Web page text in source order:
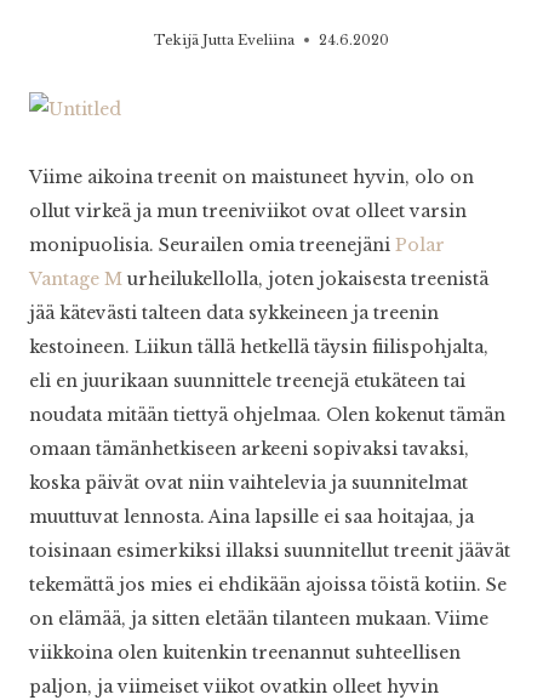
Tekijä Jutta Eveliina 24.6.2020
Viime aikoina treenit on maistuneet hyvin, olo on
ollut virkeä ja mun treeniviikot ovat olleet varsin
monipuolisia. Seurailen omia treenejäni Polar
Vantage M urheilukellolla, joten jokaisesta treenistä
jää kätevästi talteen data sykkeineen ja treenin
kestoineen. Liikun tällä hetkellä täysin fiilispohjalta,
eli en juurikaan suunnittele treenejä etukäteen tai
noudata mitään tiettyä ohjelmaa. Olen kokenut tämän
omaan tämänhetkiseen arkeeni sopivaksi tavaksi,
koska päivät ovat niin vaihtelevia ja suunnitelmat
muuttuvat lennosta. Aina lapsille ei saa hoitajaa, ja
toisinaan esimerkiksi illaksi suunnitellut treenit jäävät
tekemättä jos mies ei ehdikään ajoissa töistä kotiin. Se
on elämää, ja sitten eletään tilanteen mukaan. Viime
viikkoina olen kuitenkin treenannut suhteellisen
paljon, ja viimeiset viikot ovatkin olleet hyvin